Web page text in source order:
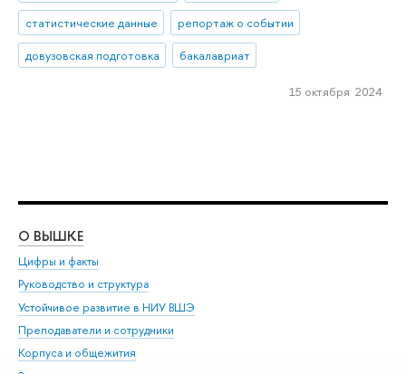
статистические данные
репортаж о событии
довузовская подготовка
бакалавриат
15 октября 2024
О ВЫШКЕ
Цифры и факты
Руководство и структура
Устойчивое развитие в НИУ ВШЭ
Преподаватели и сотрудники
Корпуса и общежития